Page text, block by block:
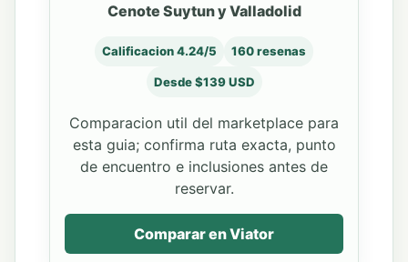
Cenote Suytun y Valladolid
Calificacion 4.24/5 160 resenas
Desde $139 USD
Comparacion util del marketplace para
esta guia; confirma ruta exacta, punto
de encuentro e inclusiones antes de
reservar.
Comparar en Viator